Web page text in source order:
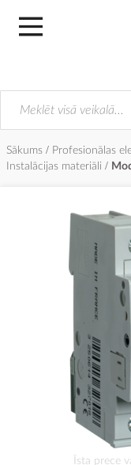
Sākums
Profesionālas
Instalācijas materiāli
Īsta prece